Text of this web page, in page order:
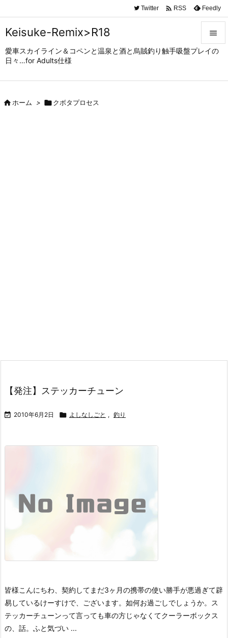
Keisuke-Remix>R18
愛車スカイライン＆コペンと温泉と酒と烏賊釣り触手吸盤プレイの
日々…for Adults仕様



Twitter  RSS Feedly
ホーム > クボタプロセス
【発注】ステッカーチューン
 2010年6月2日  よしなしごと , 釣り
皆様こんにちわ、契約してまだ3ヶ月の携帯の使い勝手が悪過ぎて辟
易しているけーすけで、ございます。 如何お過ごしでしょうか。
ス
テッカーチューンって言っても車の方じゃなくてクーラーボックス
の、話。 ふと気づい ...